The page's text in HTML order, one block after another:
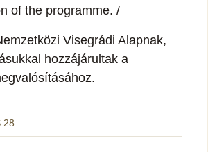
of the programme. /
Visegrádi Alapnak,
hozzájárultak a